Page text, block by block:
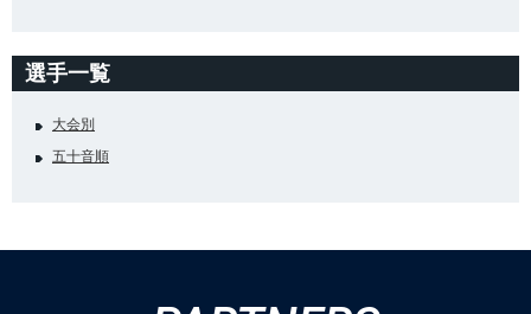
選手一覧
大会別
五十音順